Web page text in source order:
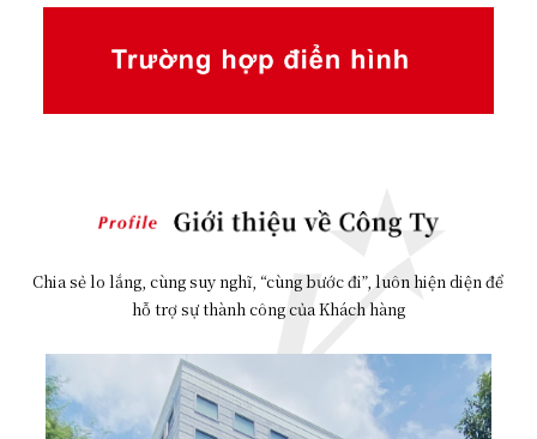
Chia sẻ lo lắng, cùng suy nghĩ, “cùng bước đi”, luôn hiện diện để
hỗ trợ sự thành công của Khách hàng